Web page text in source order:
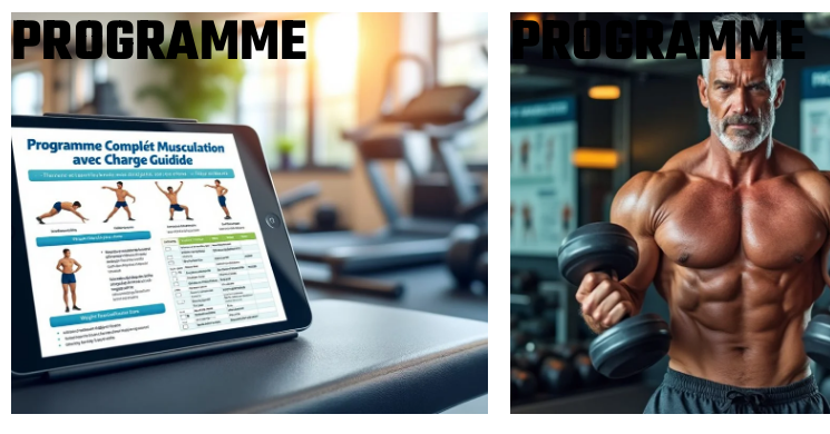
PROGRAMME PROGRAMME